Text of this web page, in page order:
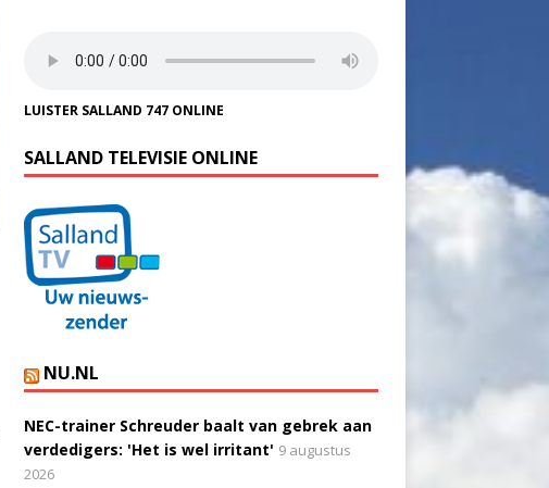
LUISTER SALLAND 747 ONLINE
SALLAND TELEVISIE ONLINE
NU.NL
NEC-trainer Schreuder baalt van gebrek aan
verdedigers: 'Het is wel irritant' 9 augustus
2026